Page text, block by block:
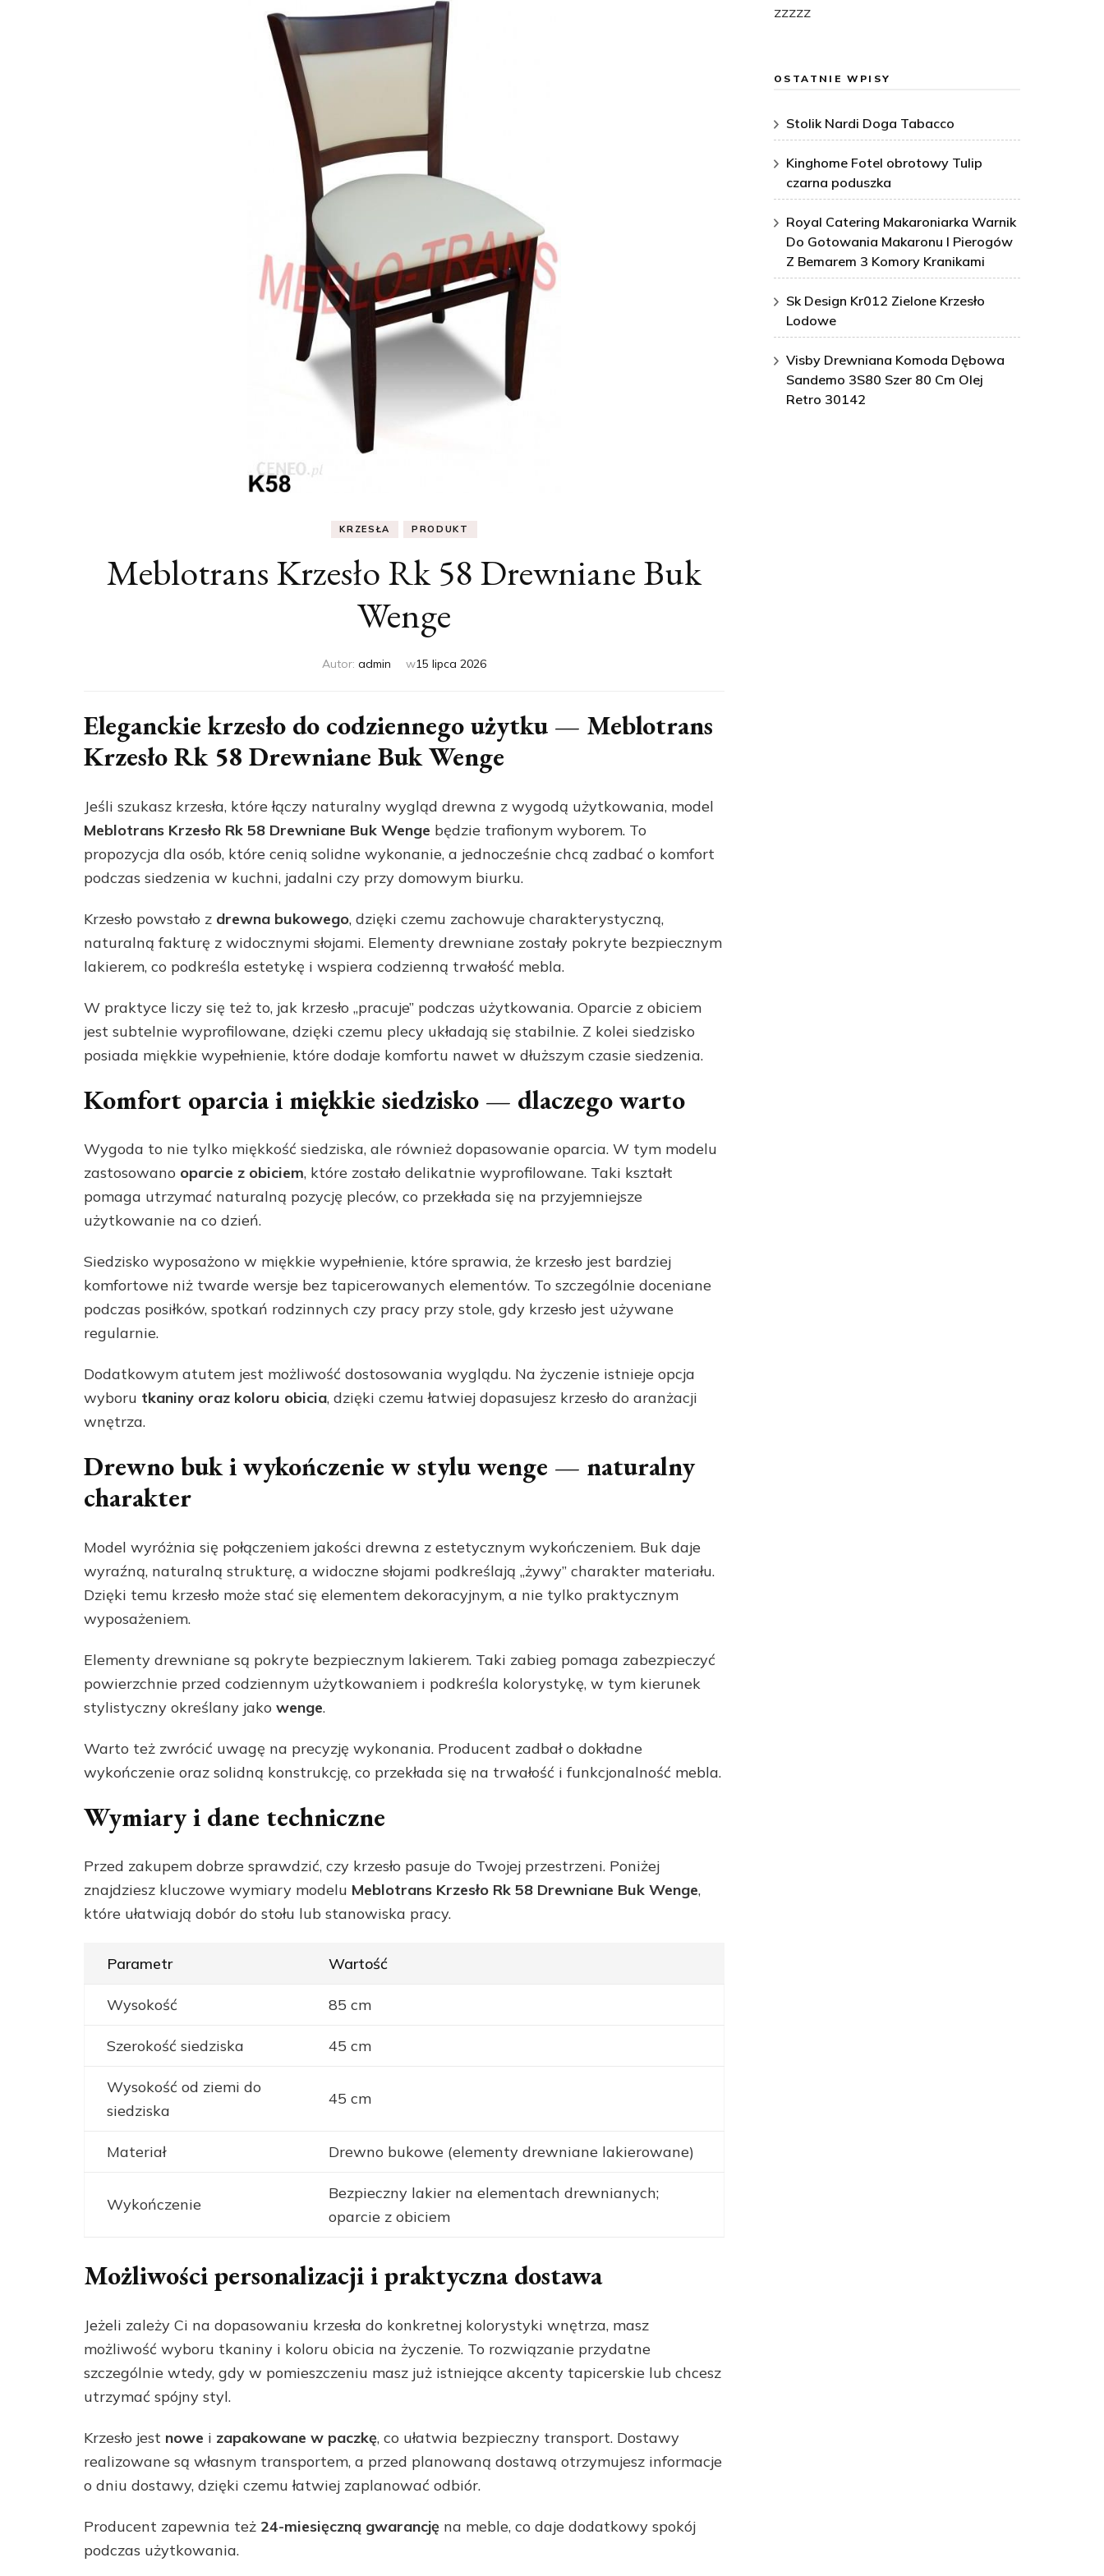
KRZESŁA PRODUKT
Meblotrans Krzesło Rk 58 Drewniane Buk
Wenge
Autor: admin w15 lipca 2026
Eleganckie krzesło do codziennego użytku — Meblotrans
Krzesło Rk 58 Drewniane Buk Wenge
Jeśli szukasz krzesła, które łączy naturalny wygląd drewna z wygodą użytkowania, model
Meblotrans Krzesło Rk 58 Drewniane Buk Wenge będzie trafionym wyborem. To
propozycja dla osób, które cenią solidne wykonanie, a jednocześnie chcą zadbać o komfort
podczas siedzenia w kuchni, jadalni czy przy domowym biurku.
Krzesło powstało z drewna bukowego, dzięki czemu zachowuje charakterystyczną,
naturalną fakturę z widocznymi słojami. Elementy drewniane zostały pokryte bezpiecznym
lakierem, co podkreśla estetykę i wspiera codzienną trwałość mebla.
W praktyce liczy się też to, jak krzesło „pracuje” podczas użytkowania. Oparcie z obiciem
jest subtelnie wyprofilowane, dzięki czemu plecy układają się stabilnie. Z kolei siedzisko
posiada miękkie wypełnienie, które dodaje komfortu nawet w dłuższym czasie siedzenia.
Komfort oparcia i miękkie siedzisko — dlaczego warto
Wygoda to nie tylko miękkość siedziska, ale również dopasowanie oparcia. W tym modelu
zastosowano oparcie z obiciem, które zostało delikatnie wyprofilowane. Taki kształt
pomaga utrzymać naturalną pozycję pleców, co przekłada się na przyjemniejsze
użytkowanie na co dzień.
Siedzisko wyposażono w miękkie wypełnienie, które sprawia, że krzesło jest bardziej
komfortowe niż twarde wersje bez tapicerowanych elementów. To szczególnie doceniane
podczas posiłków, spotkań rodzinnych czy pracy przy stole, gdy krzesło jest używane
regularnie.
Dodatkowym atutem jest możliwość dostosowania wyglądu. Na życzenie istnieje opcja
wyboru tkaniny oraz koloru obicia, dzięki czemu łatwiej dopasujesz krzesło do aranżacji
wnętrza.
Drewno buk i wykończenie w stylu wenge — naturalny
charakter
Model wyróżnia się połączeniem jakości drewna z estetycznym wykończeniem. Buk daje
wyraźną, naturalną strukturę, a widoczne słojami podkreślają „żywy” charakter materiału.
Dzięki temu krzesło może stać się elementem dekoracyjnym, a nie tylko praktycznym
wyposażeniem.
Elementy drewniane są pokryte bezpiecznym lakierem. Taki zabieg pomaga zabezpieczyć
powierzchnie przed codziennym użytkowaniem i podkreśla kolorystykę, w tym kierunek
stylistyczny określany jako wenge.
Warto też zwrócić uwagę na precyzję wykonania. Producent zadbał o dokładne
wykończenie oraz solidną konstrukcję, co przekłada się na trwałość i funkcjonalność mebla.
Wymiary i dane techniczne
Przed zakupem dobrze sprawdzić, czy krzesło pasuje do Twojej przestrzeni. Poniżej
znajdziesz kluczowe wymiary modelu Meblotrans Krzesło Rk 58 Drewniane Buk Wenge,
które ułatwiają dobór do stołu lub stanowiska pracy.
Parametr Wartość
Wysokość 85 cm
Szerokość siedziska 45 cm
Wysokość od ziemi do
siedziska
45 cm
Materiał Drewno bukowe (elementy drewniane lakierowane)
Wykończenie
Bezpieczny lakier na elementach drewnianych;
oparcie z obiciem
Możliwości personalizacji i praktyczna dostawa
Jeżeli zależy Ci na dopasowaniu krzesła do konkretnej kolorystyki wnętrza, masz
możliwość wyboru tkaniny i koloru obicia na życzenie. To rozwiązanie przydatne
szczególnie wtedy, gdy w pomieszczeniu masz już istniejące akcenty tapicerskie lub chcesz
utrzymać spójny styl.
Krzesło jest nowe i zapakowane w paczkę, co ułatwia bezpieczny transport. Dostawy
realizowane są własnym transportem, a przed planowaną dostawą otrzymujesz informacje
o dniu dostawy, dzięki czemu łatwiej zaplanować odbiór.
Producent zapewnia też 24-miesięczną gwarancję na meble, co daje dodatkowy spokój
podczas użytkowania.
zzzzz
OSTATNIE WPISY
Stolik Nardi Doga Tabacco
Kinghome Fotel obrotowy Tulip
czarna poduszka
Royal Catering Makaroniarka Warnik
Do Gotowania Makaronu I Pierogów
Z Bemarem 3 Komory Kranikami
Sk Design Kr012 Zielone Krzesło
Lodowe
Visby Drewniana Komoda Dębowa
Sandemo 3S80 Szer 80 Cm Olej
Retro 30142